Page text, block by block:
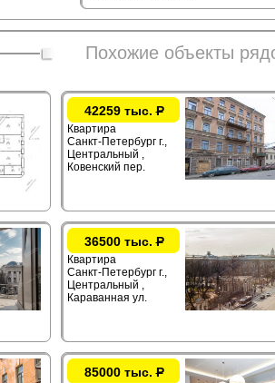
Похожие объекты
42259 тыс.Р
Квартира
Санкт-Петербург г.,
Центральный ,
Ковенский пер.
36500 тыс.Р
Квартира
Санкт-Петербург г.,
Центральный ,
Караванная ул.
85000 тыс.Р